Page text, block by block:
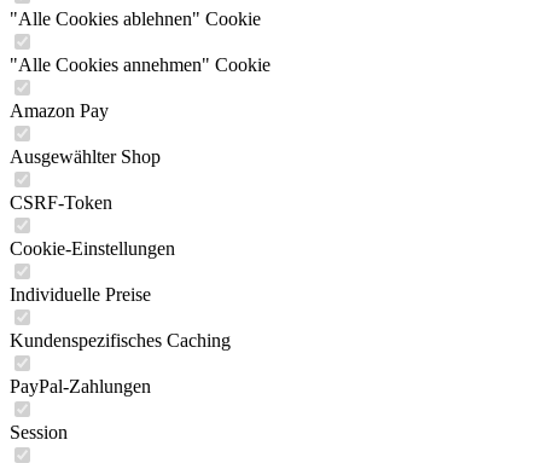
"Alle Cookies ablehnen" Cookie
"Alle Cookies annehmen" Cookie
Amazon Pay
Ausgewählter Shop
CSRF-Token
Cookie-Einstellungen
Individuelle Preise
Kundenspezifisches Caching
PayPal-Zahlungen
Session